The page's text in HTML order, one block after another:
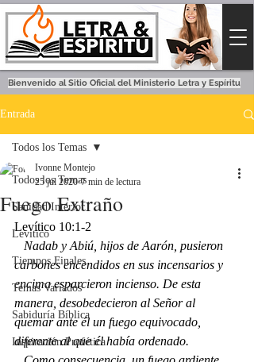
Bienvenido al Sitio Oficial del Ministerio Letra y Espíritu
Entrada
Todos los Temas
Sanidad Interior
Levítico
Tiempos Finales
Temas Variados
Sabiduría Bíblica
Inspiración Profética
Todos los Temas
Fuego Extraño
Ivonne Montejo
25 jul 2020 7 min de lectura
Levítico 10:1-2
carbones encendidos en sus incensarios y
encima esparcieron incienso. De esta
manera, desobedecieron al Señor al
quemar ante él un fuego equivocado,
diferente al que él había ordenado.